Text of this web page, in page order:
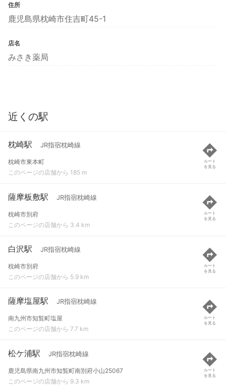
住所
鹿児島県枕崎市住吉町45-1
店名
みさき薬局
近くの駅
枕崎駅 JR指宿枕崎線
枕崎市東本町
このページの店舗から 185 m
ルート
を見る
薩摩板敷駅 JR指宿枕崎線
枕崎市別府
このページの店舗から 3.4 km
ルート
を見る
白沢駅 JR指宿枕崎線
枕崎市別府
このページの店舗から 5.9 km
ルート
を見る
薩摩塩屋駅 JR指宿枕崎線
南九州市知覧町塩屋
このページの店舗から 7.7 km
ルート
を見る
松ケ浦駅 JR指宿枕崎線
鹿児島県南九州市知覧町南別府小山25067
このページの店舗から 9.3 km
ルート
を見る